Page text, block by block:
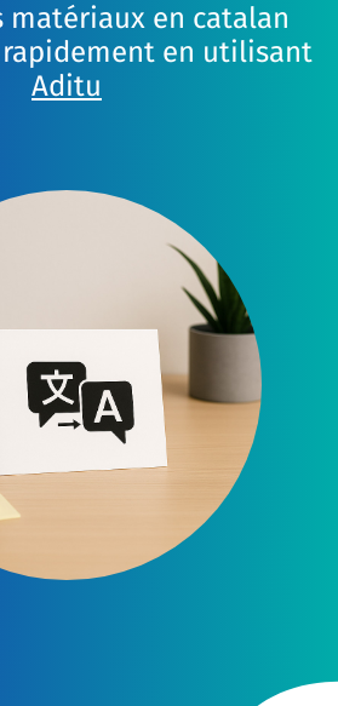
matériaux en catalan
en utilisant
Aditu